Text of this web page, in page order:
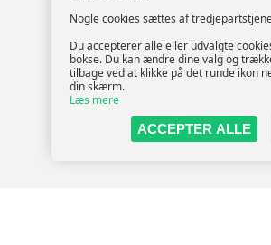
Nogle cookies sættes af
Du accepterer alle eller udvalgte
bokse. Du kan ændre dine valg og
tilbage ved at klikke på det runde ikon
din skærm.
Læs mere
ACCEPTER ALLE